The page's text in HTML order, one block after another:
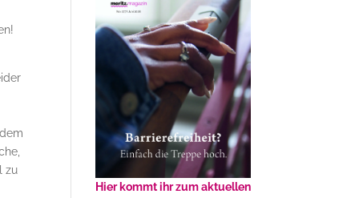
zu
Hier kommt ihr zum aktuellen